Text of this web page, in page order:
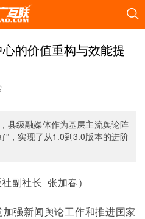
心的价值重构与效能提
县级融媒体作为基层主流舆论阵
”，实现了从1.0到3.0版本的进阶
副社长  张加春）
强新闻舆论工作和推进国家